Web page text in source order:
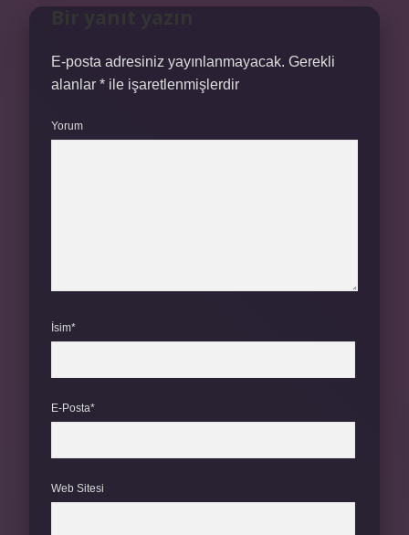
E-posta adresiniz yayınlanmayacak. Gerekli
alanlar * ile işaretlenmişlerdir
Yorum
İsim*
E-Posta*
Web Sitesi